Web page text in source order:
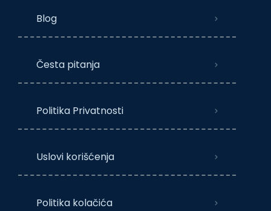
Blog
Česta pitanja
Politika Privatnosti
Uslovi korišćenja
Politika kolačića